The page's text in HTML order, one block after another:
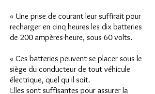
« Une prise de courant leur suffirait pour
recharger en cinq heures les dix batteries
de 200 ampères-heure, sous 60 volts.
« Ces batteries peuvent se placer sous le
siège du conducteur de tout véhicule
électrique, quel qu'il soit.
Elles sont suffisantes pour assurer la